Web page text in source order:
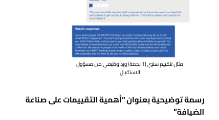
مثال لتقييم سلبي (1 نجمة) ورد وظيفي من مسؤول
الاستقبال
رسمة توضيحية بعنوان “أهمية التقييمات على صناعة
الضيافة”